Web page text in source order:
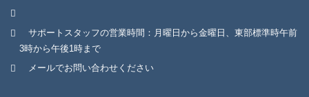
サポートスタッフの営業時間：月曜日から金曜日、東部標準時午前
3時から午後1時まで
メールでお問い合わせください